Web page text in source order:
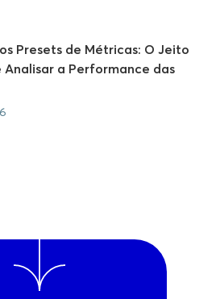
Presets de Métricas: O Jeito
Analisar a Performance das